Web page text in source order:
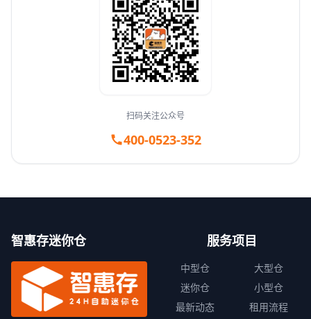
扫码关注公众号
400-0523-352
智惠存迷你仓 服务项目
中型仓
大型仓
迷你仓
小型仓
最新动态
租用流程